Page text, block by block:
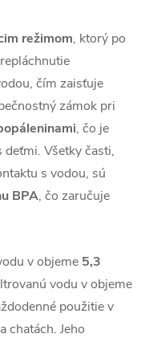
režimom, ktorý po
čím zaisťuje
zámok pri
, čo je
Všetky časti,
s vodou, sú
BPA, čo zaručuje
v objeme 5,3
vodu v objeme
použitie v
chatách. Jeho